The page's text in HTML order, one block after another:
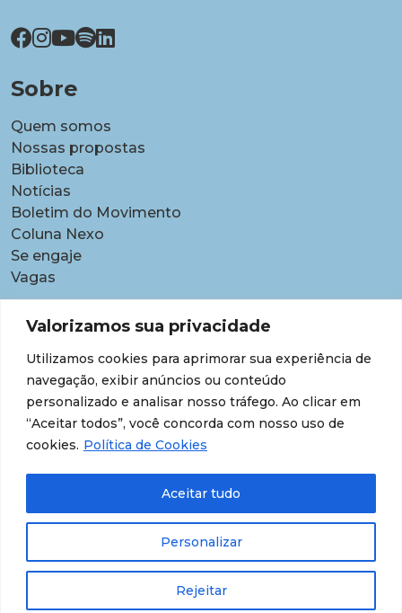
Valorizamos sua privacidade
Utilizamos cookies para aprimorar sua experiência de
navegação, exibir anúncios ou conteúdo
personalizado e analisar nosso tráfego. Ao clicar em
“Aceitar todos”, você concorda com nosso uso de
cookies. Política de Cookies
Personalizar
Rejeitar
Aceitar tudo
Sobre
Quem somos
Nossas propostas
Biblioteca
Notícias
Boletim do Movimento
Coluna Nexo
Se engaje
Vagas
Pautas
Carreiras
Contratações temporárias
Equidade étnico-racial
Equidade para Mulheres
Gestão de desempenho e desenvolvimento
Transparência de dados sobre lideranças